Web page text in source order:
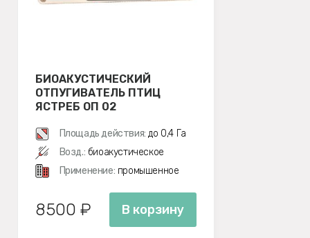
БИОАКУСТИЧЕСКИЙ
ОТПУГИВАТЕЛЬ ПТИЦ
ЯСТРЕБ ОП 02
Площадь действия: до 0,4 Га
Возд.: биоакустическое
Применение: промышенное
8500 ₽ В корзину